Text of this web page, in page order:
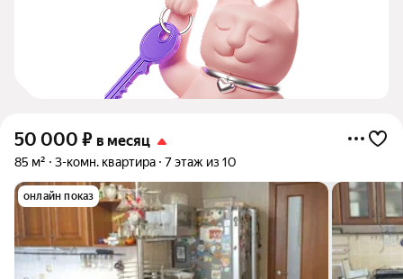
50 000 ₽ в месяц
85 м² 3-комн. квартира 7 этаж из 10
онлайн показ